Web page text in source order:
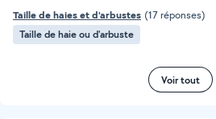
Taille de haies et d'arbustes (17 réponses)
Taille de haie ou d'arbuste
Voir tout